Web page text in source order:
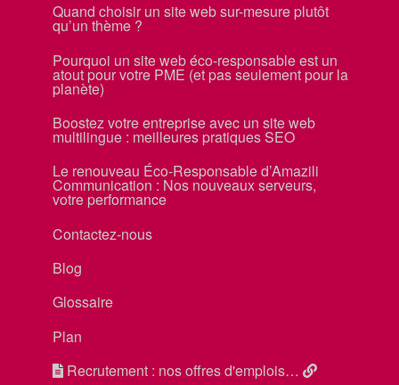
Quand choisir un site web sur-mesure plutôt
qu’un thème ?
Pourquoi un site web éco-responsable est un
atout pour votre PME (et pas seulement pour la
planète)
Boostez votre entreprise avec un site web
multilingue : meilleures pratiques SEO
Le renouveau Éco-Responsable d’Amazili
Communication : Nos nouveaux serveurs,
votre performance
Contactez-nous
Blog
Glossaire
Plan
Recrutement : nos offres d'emplois…